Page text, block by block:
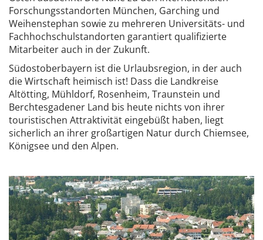
Forschungsstandorten München, Garching und
Weihenstephan sowie zu mehreren Universitäts- und
Fachhochschulstandorten garantiert qualifizierte
Mitarbeiter auch in der Zukunft.
Südostoberbayern ist die Urlaubsregion, in der auch
die Wirtschaft heimisch ist! Dass die Landkreise
Altötting, Mühldorf, Rosenheim, Traunstein und
Berchtesgadener Land bis heute nichts von ihrer
touristischen Attraktivität eingebüßt haben, liegt
sicherlich an ihrer großartigen Natur durch Chiemsee,
Königsee und den Alpen.